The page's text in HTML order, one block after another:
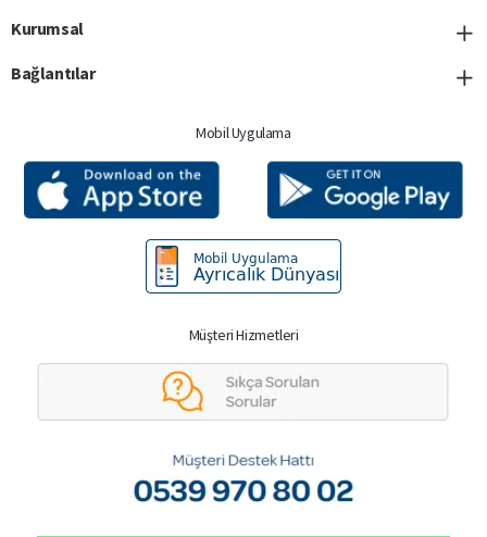
Kurumsal
Bağlantılar
Mobil Uygulama
Müşteri Hizmetleri